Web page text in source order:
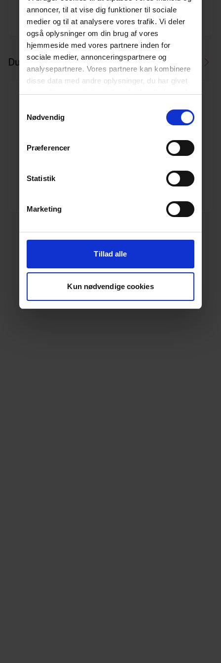
annoncer, til at vise dig funktioner til sociale
medier og til at analysere vores trafik. Vi deler
også oplysninger om din brug af vores
hjemmeside med vores partnere inden for
sociale medier, annonceringspartnere og
analysepartnere. Vores partnere kan kombinere
disse data med andre oplysninger, du har givet
dem, eller som de har indsamlet fra din brug af
Nødvendig
Præferencer
Statistik
Marketing
Tillad alle
Kun nødvendige cookies
Producent Ostendorf
Du skal måske også bruge
Varenr. 10191161